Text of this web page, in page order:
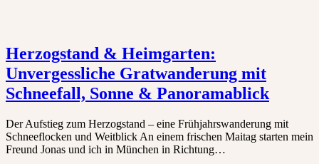
Herzogstand & Heimgarten:
Unvergessliche Gratwanderung mit
Schneefall, Sonne & Panoramablick
Der Aufstieg zum Herzogstand – eine Frühjahrswanderung mit
Schneeflocken und Weitblick An einem frischen Maitag starten mein
Freund Jonas und ich in München in Richtung…